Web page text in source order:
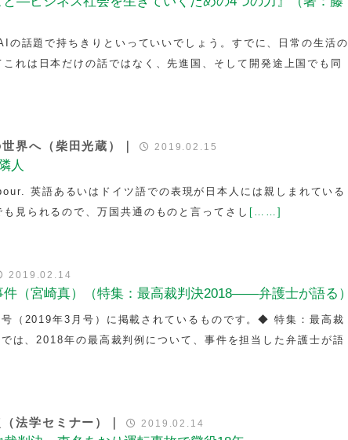
の話題で持ちきりといっていいでしょう。すでに、日常の生活の
れは日本だけの話ではなく、先進国、そして開発途上国でも同
界へ（柴田光蔵）｜ 2019.02.15
人
英語あるいはドイツ語での表現が日本人には親しまれている
見られるので、万国共通のものと言ってさし [……]
2019.02.14
（宮崎真）（特集：最高裁判決2018――弁護士が語る）
（2019年3月号）に掲載されているものです。◆ 特集：最高裁
、2018年の最高裁判例について、事件を担当した弁護士が語
法学セミナー）｜ 2019.02.14